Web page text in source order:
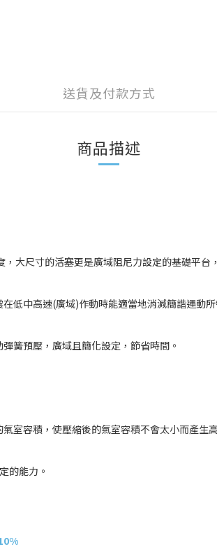
送貨及付款方式
商品描述
尺寸的活塞更是廣域阻尼力設定的基礎平台
中高速(廣域)作動時能適當地消減簡諧運動所
簧預壓，廣域且簡化設定，節省時間。
容積，使壓縮後的氣室容積不會太小而產生
的能力。